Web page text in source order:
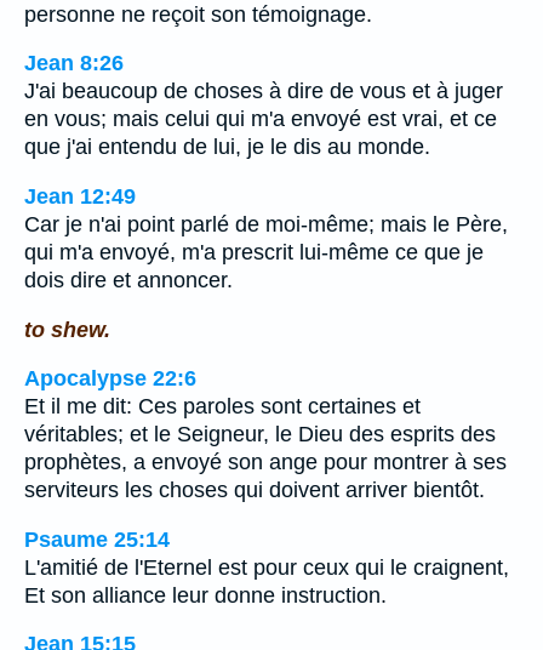
personne ne reçoit son témoignage.
Jean 8:26
J'ai beaucoup de choses à dire de vous et à juger
en vous; mais celui qui m'a envoyé est vrai, et ce
que j'ai entendu de lui, je le dis au monde.
Jean 12:49
Car je n'ai point parlé de moi-même; mais le Père,
qui m'a envoyé, m'a prescrit lui-même ce que je
dois dire et annoncer.
to shew.
Apocalypse 22:6
Et il me dit: Ces paroles sont certaines et
véritables; et le Seigneur, le Dieu des esprits des
prophètes, a envoyé son ange pour montrer à ses
serviteurs les choses qui doivent arriver bientôt.
Psaume 25:14
L'amitié de l'Eternel est pour ceux qui le craignent,
Et son alliance leur donne instruction.
Jean 15:15